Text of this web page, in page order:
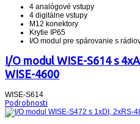
4 analógové vstupy
4 digitálne vstupy
M12 konektory
Krytie IP65
I/O modul pre spárovanie s
I/O modul WISE-S614 s
WISE-4600
WISE-S614
Podrobnosti